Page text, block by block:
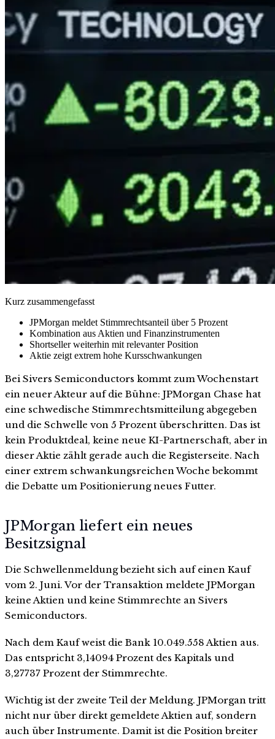
Kurz zusammengefasst
JPMorgan meldet Stimmrechtsanteil über 5 Prozent
Kombination aus Aktien und Finanzinstrumenten
Shortseller weiterhin mit relevanter Position
Aktie zeigt extrem hohe Kursschwankungen
Bei Sivers Semiconductors kommt zum Wochenstart
ein neuer Akteur auf die Bühne: JPMorgan Chase hat
eine schwedische Stimmrechtsmitteilung abgegeben
und die Schwelle von 5 Prozent überschritten. Das ist
kein Produktdeal, keine neue KI-Partnerschaft, aber in
dieser Aktie zählt gerade auch die Registerseite. Nach
einer extrem schwankungsreichen Woche bekommt
die Debatte um Positionierung neues Futter.
JPMorgan liefert ein neues
Besitzsignal
Die Schwellenmeldung bezieht sich auf einen Kauf
vom 2. Juni. Vor der Transaktion meldete JPMorgan
keine Aktien und keine Stimmrechte an Sivers
Semiconductors.
Nach dem Kauf weist die Bank 10.049.558 Aktien aus.
Das entspricht 3,14094 Prozent des Kapitals und
3,27737 Prozent der Stimmrechte.
Wichtig ist der zweite Teil der Meldung. JPMorgan tritt
nicht nur über direkt gemeldete Aktien auf, sondern
auch über Instrumente. Damit ist die Position breiter